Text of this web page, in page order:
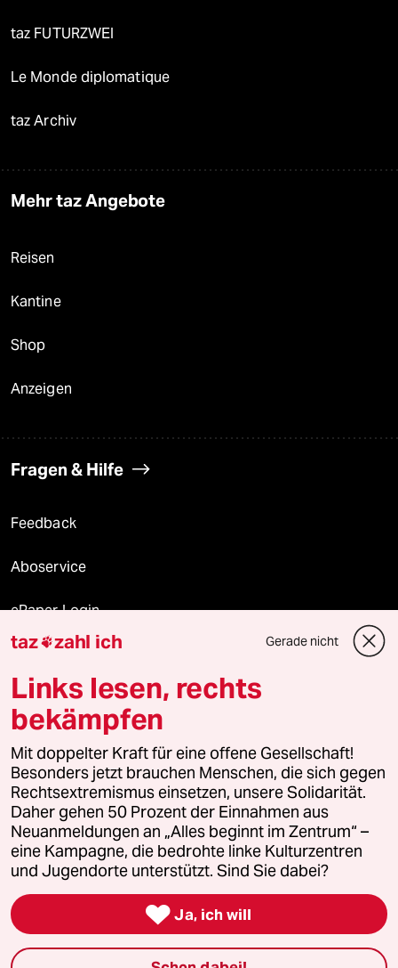
taz FUTURZWEI
Le Monde diplomatique
taz Archiv
Mehr taz Angebote
Reisen
Kantine
Shop
Anzeigen
Fragen & Hilfe
Feedback
Aboservice
ePaper Login
Downloads für Abonnierende
© 2026 taz Verlags und Vertriebs GmbH
Alle Rechte vorbehalten. Bei rechtlichen Fragen oder für Genehmigungen
wenden Sie sich bitte an lizenzen@taz.de
Feedback Redaktionsstatut Kommune-Richtlinien
Leitlinie Informant Datenschutz Impressum AGB
Seitenwende Einwilligungen widerrufen (Ads)
taz zahl ich Gerade nicht
Links lesen, rechts
bekämpfen
Mit doppelter Kraft für eine offene Gesellschaft!
Besonders jetzt brauchen Menschen, die sich gegen
Rechtsextremismus einsetzen, unsere Solidarität.
Daher gehen 50 Prozent der Einnahmen aus
Neuanmeldungen an „Alles beginnt im Zentrum“ –
eine Kampagne, die bedrohte linke Kulturzentren
und Jugendorte unterstützt. Sind Sie dabei?
 Ja, ich will